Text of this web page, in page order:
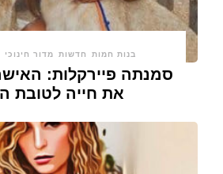
בנות חמות חדשות מדור חינוכי
סמנתה פיירקלות:
את חייה לטובת